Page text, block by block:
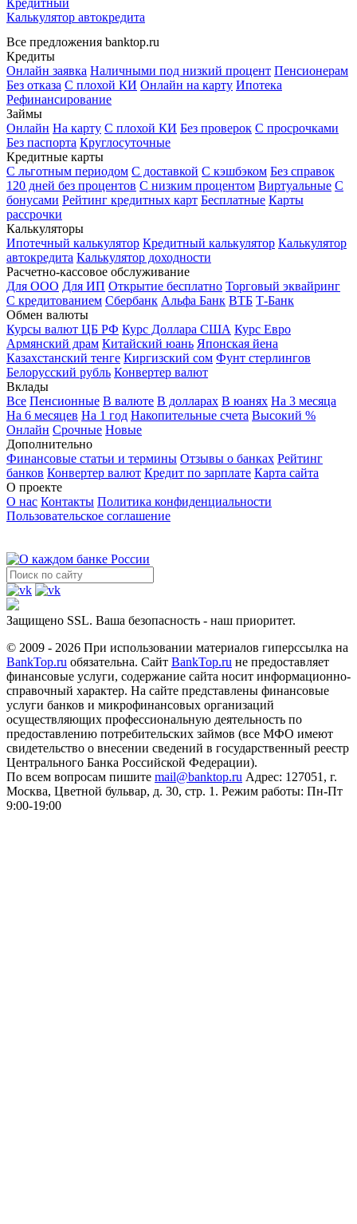
Калькулятор автокредита
Все предложения banktop.ru
Кредиты
Онлайн заявка Наличными под низкий процент Пенсионерам
Без отказа С плохой КИ Онлайн на карту Ипотека
Рефинансирование
Займы
Онлайн На карту С плохой КИ Без проверок С просрочками
Без паспорта Круглосуточные
Кредитные карты
С льготным периодом С доставкой С кэшбэком Без справок
120 дней без процентов С низким процентом Виртуальные С
бонусами Рейтинг кредитных карт Бесплатные Карты
рассрочки
Калькуляторы
Ипотечный калькулятор Кредитный калькулятор Калькулятор
автокредита Калькулятор доходности
Расчетно-кассовое обслуживание
Для ООО Для ИП Открытие бесплатно Торговый эквайринг
С кредитованием Сбербанк Альфа Банк ВТБ Т-Банк
Обмен валюты
Курсы валют ЦБ РФ Курс Доллара США Курс Евро
Армянский драм Китайский юань Японская йена
Казахстанский тенге Киргизский сом Фунт стерлингов
Белорусский рубль Конвертер валют
Вклады
Все Пенсионные В валюте В долларах В юанях На 3 месяца
На 6 месяцев На 1 год Накопительные счета Высокий %
Онлайн Срочные Новые
Дополнительно
Финансовые статьи и термины Отзывы о банках Рейтинг
банков Конвертер валют Кредит по зарплате Карта сайта
О проекте
О нас Контакты Политика конфиденциальности
Пользовательское соглашение
Защищено SSL. Ваша безопасность - наш приоритет.
© 2009 - 2026 При использовании материалов гиперссылка на
BankTop.ru обязательна. Сайт BankTop.ru не предоставляет
финансовые услуги, содержание сайта носит информационно-
справочный характер. На сайте представлены финансовые
услуги банков и микрофинансовых организаций
осуществляющих профессиональную деятельность по
предоставлению потребительских займов (все МФО имеют
свидетельство о внесении сведений в государственный реестр
Центрального Банка Российской Федерации).
По всем вопросам пишите mail@banktop.ru Адрес: 127051, г.
Москва, Цветной бульвар, д. 30, стр. 1. Режим работы: Пн-Пт
9:00-19:00